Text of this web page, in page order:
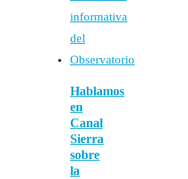
Hablamos
en
Canal
Sierra
sobre
la